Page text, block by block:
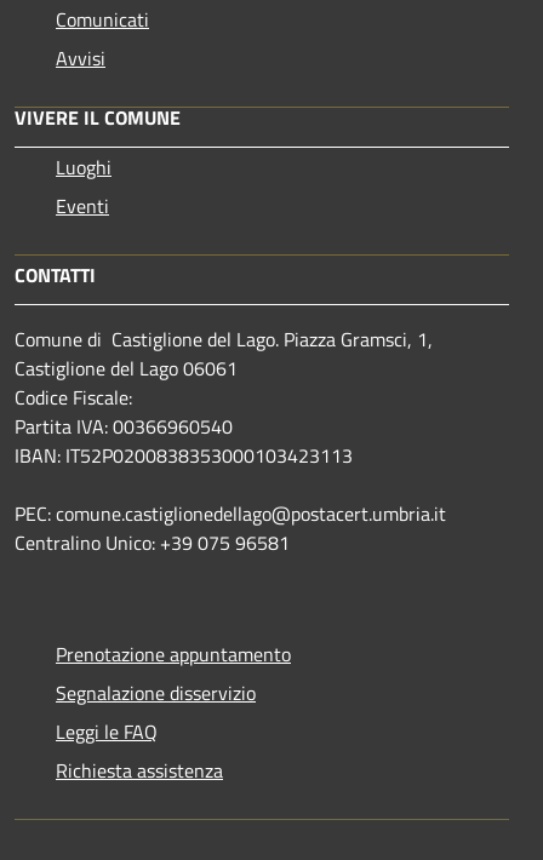
Comunicati
Avvisi
VIVERE IL COMUNE
Luoghi
Eventi
CONTATTI
Comune di Castiglione del Lago. Piazza Gramsci, 1,
Castiglione del Lago 06061
Codice Fiscale:
Partita IVA: 00366960540
IBAN: IT52P0200838353000103423113
PEC: comune.castiglionedellago@postacert.umbria.it
Centralino Unico: +39 075 96581
Prenotazione appuntamento
Segnalazione disservizio
Leggi le FAQ
Richiesta assistenza